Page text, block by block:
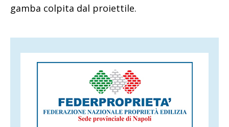
gamba colpita dal proiettile.